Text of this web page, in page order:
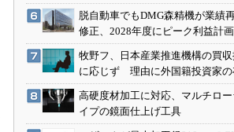
脱自動車でもDMG森精機が業績
修正、2028年度にピーク利益計画
牧野フ、日本産業推進機構の買
に応じず 理由に外国籍投資家の
高硬度材加工に対応、マルチロー
イプの鏡面仕上げ工具